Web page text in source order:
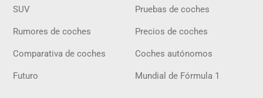
SUV Pruebas de coches
Rumores de coches Precios de coches
Comparativa de coches Coches autónomos
Futuro Mundial de Fórmula 1